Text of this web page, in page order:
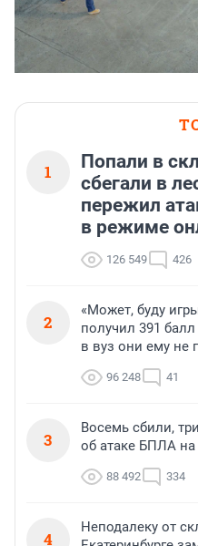
1
Попали в
сбегали в
пережил
в режиме
126 549 426
2
«Может, буду
получил 391
в вуз они ему не
96 248 41
3
Восемь сбили,
об атаке БПЛА на
88 492 334
4
Неподалеку от